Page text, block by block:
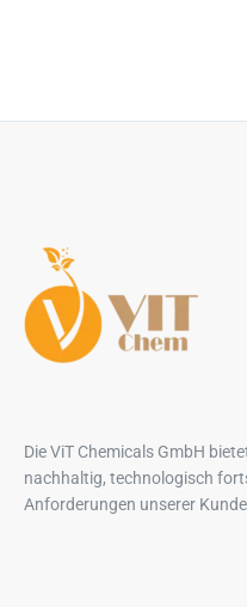
Die ViT Chemicals GmbH
nachhaltig, technologisch
Anforderungen unserer